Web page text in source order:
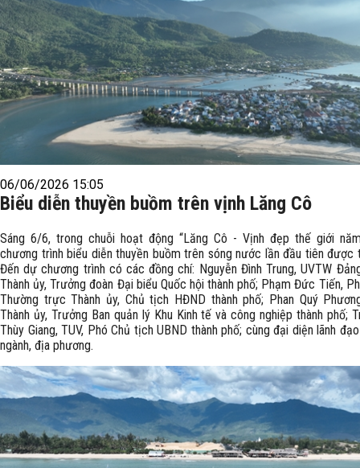
06/06/2026 15:05
Biểu diễn thuyền buồm trên vịnh Lăng Cô
Sáng 6/6, trong chuỗi hoạt động “Lăng Cô - Vịnh đẹp thế giới
chương trình biểu diễn thuyền buồm trên sóng nước lần đầu tiên được
Đến dự chương trình có các đồng chí: Nguyễn Đình Trung, UVTW
Thành ủy, Trưởng đoàn Đại biểu Quốc hội thành phố; Phạm Đức Tiến,
Thường trực Thành ủy, Chủ tịch HĐND thành phố; Phan Quý
Thành ủy, Trưởng Ban quản lý Khu Kinh tế và công nghiệp thành phố;
Thùy Giang, TUV, Phó Chủ tịch UBND thành phố; cùng đại diện lãnh
ngành, địa phương.